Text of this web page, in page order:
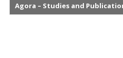
Agora – Studies and